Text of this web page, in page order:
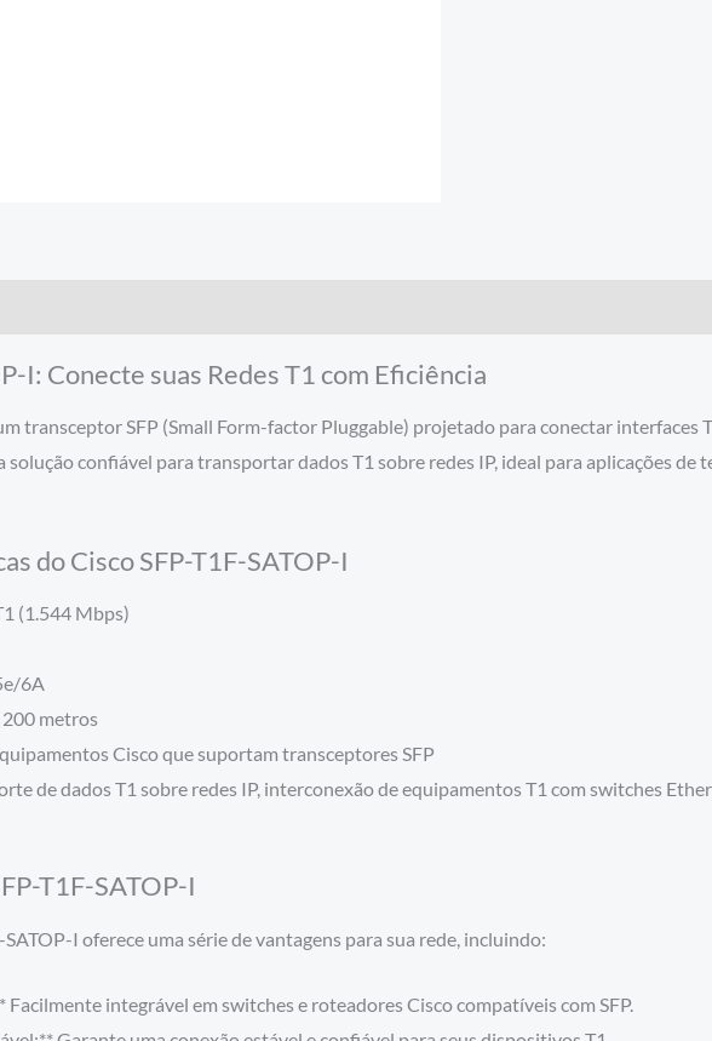
I: Conecte suas Redes T1 com Eficiência
transceptor SFP (Small Form-factor Pluggable) projetado para conectar interfaces
confiável para transportar dados T1 sobre redes IP, ideal para aplicações de
do Cisco SFP-T1F-SATOP-I
(1.544 Mbps)
6A
metros
Cisco que suportam transceptores SFP
de dados T1 sobre redes IP, interconexão de equipamentos T1 com switches
T1F-SATOP-I
I oferece uma série de vantagens para sua rede, incluindo:
Facilmente integrável em switches e roteadores Cisco compatíveis com SFP.